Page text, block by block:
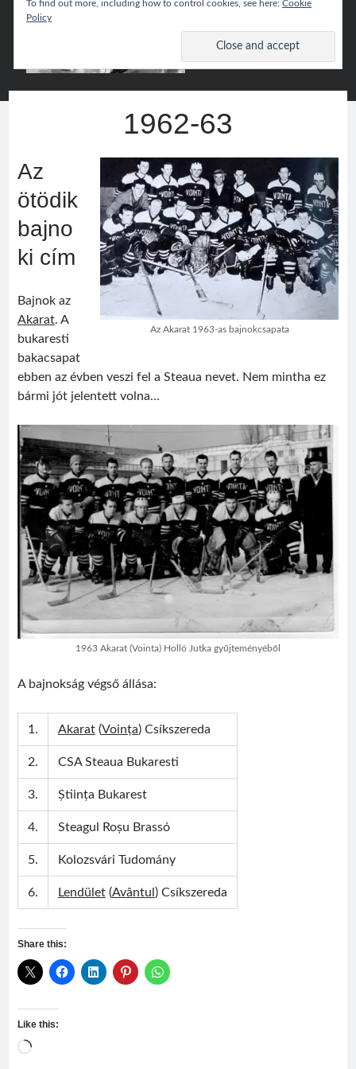
Wiki
open
Sidebar
Népszerű
Csíki Hoki Wiki
Google Translate
To find out more, including how to control cookies, see here: Cookie
Policy
Visit Sântimbru BăiÉrdekességekegy székely nagyközség múltjából
Friss bejegyzések
Sofian Iosif
Texe István
Román válogatott 1987
Jégországban
Román válogatott 2007
1962-63
Az Akarat 1963-as bajnokcsapata
Az
ötödik
bajno
ki cím
Bajnok az
Akarat. A
bukaresti
bakacsapat
ebben az évben veszi fel a Steaua nevet. Nem mintha ez
bármi jót jelentett volna…
1963 Akarat (Vointa) Holló Jutka gyűjteményéből
A bajnokság végső állása:
1. Akarat(Voința) Csíkszereda
2. CSA Steaua Bukaresti
3. Știința Bukarest
4. Steagul Roșu Brassó
5. Kolozsvári Tudomány
6. Lendület(Avântul ) Csíkszereda
Share this:
Like this:
Loading…